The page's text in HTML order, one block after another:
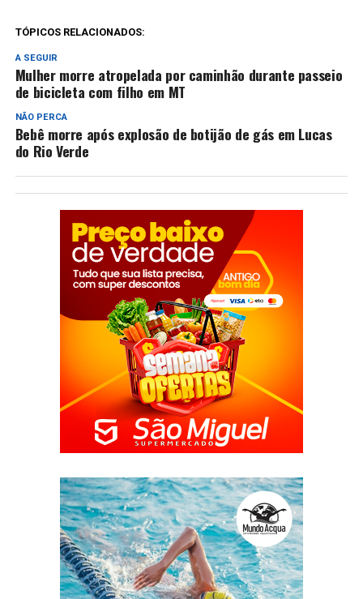
TÓPICOS RELACIONADOS:
A SEGUIR
Mulher morre atropelada por caminhão durante passeio
de bicicleta com filho em MT
NÃO PERCA
Bebê morre após explosão de botijão de gás em Lucas
do Rio Verde